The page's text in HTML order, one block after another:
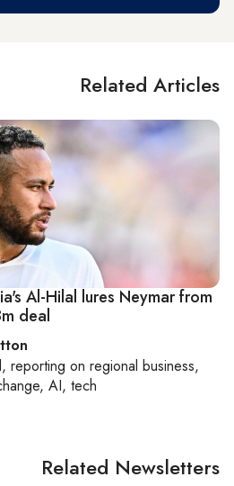
Related Articles
Al-Hilal lures Neymar from
deal
, reporting onregional business,
AI, tech
Related Newsletters